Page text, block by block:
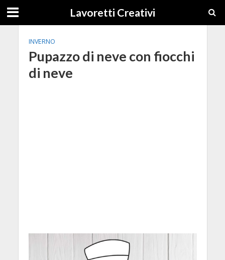
Lavoretti Creativi
INVERNO
Pupazzo di neve con fiocchi
di neve